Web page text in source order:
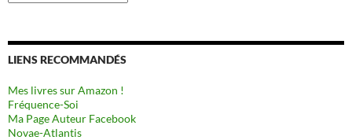
LIENS RECOMMANDÉS
Mes livres sur Amazon !
Fréquence-Soi
Ma Page Auteur Facebook
Novae-Atlantis